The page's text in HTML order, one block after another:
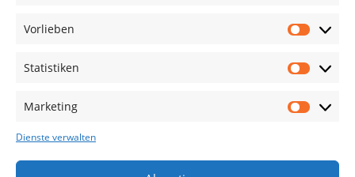
Vorlieben Vorlieben
Statistiken
Marketing
Dienste verwalten